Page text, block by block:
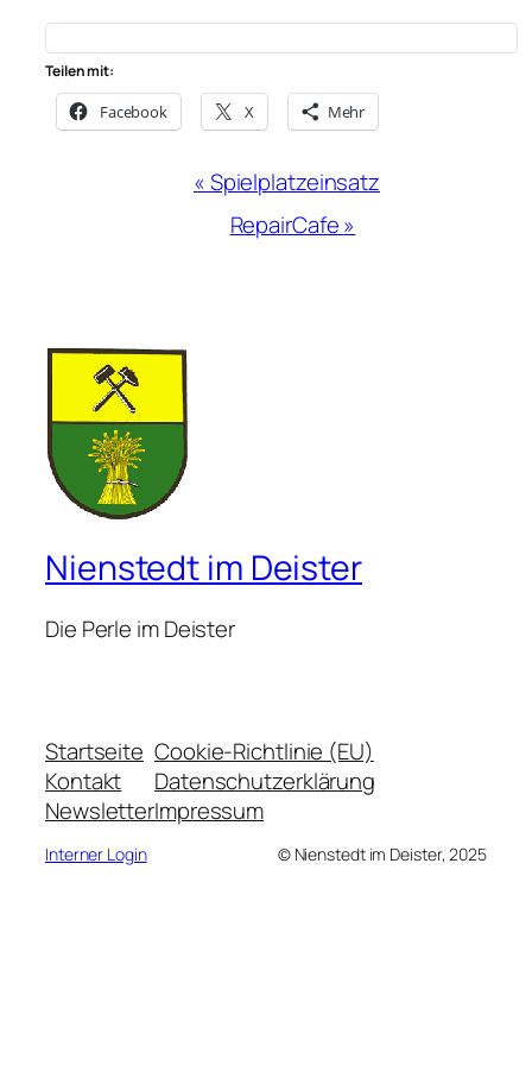
Teilen mit:
Facebook X Mehr
«Spielplatzeinsatz
RepairCafe»
Nienstedt im Deister
Die Perle im Deister
Startseite
Kontakt
Newsletter
Cookie-Richtlinie (EU)
Datenschutzerklärung
Impressum
Interner Login ©️ Nienstedt im Deister, 2025